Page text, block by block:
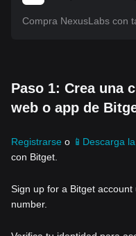
Compra NexusLabs con
Paso 1: Crea una
web o app de
Registrarse o 📱Descarga
con Bitget.
Sign up for a Bitget
number.